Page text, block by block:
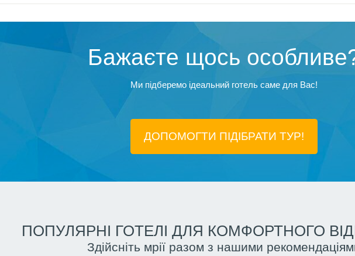
Бажаєте щось
Ми підберемо ідеальний готель саме для Вас!
ДОПОМОГТИ ПІДIБРАТИ ТУР!
ПОПУЛЯРНІ ГОТЕЛІ ДЛЯ КОМФОРТНОГО
Здійсніть мрії разом з нашими